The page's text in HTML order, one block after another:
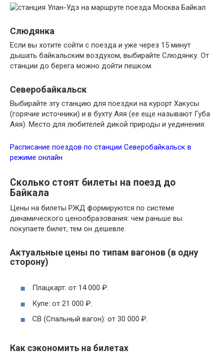
Слюдянка
Если вы хотите сойти с поезда и уже через 15 минут
дышать байкальским воздухом, выбирайте Слюдянку. От
станции до берега можно дойти пешком.
Северобайкальск
Выбирайте эту станцию для поездки на курорт Хакусы
(горячие источники) и в бухту Аяя (ее еще называют Губа
Аяя). Место для любителей дикой природы и уединения.
Расписание поездов по станции Северобайкальск в
режиме онлайн
Сколько стоят билеты на поезд до
Байкала
Цены на билеты РЖД формируются по системе
динамического ценообразования: чем раньше вы
покупаете билет, тем он дешевле.
Актуальные цены по типам вагонов (в одну
сторону)
Плацкарт: от 14 000 ₽.
Купе: от 21 000 ₽.
СВ (Спальный вагон): от 30 000 ₽.
Как сэкономить на билетах